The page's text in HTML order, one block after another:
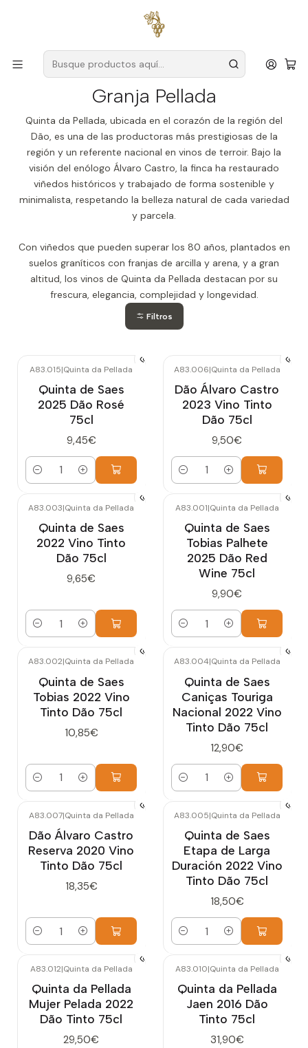
para pedidos superiores a
Productores Dar Granja Pellada
Granja Pellada
Quinta da Pellada, ubicada en el corazón de la región del
Dão, es una de las productoras más prestigiosas de la
región y un referente nacional en vinos de terroir. Bajo la
visión del enólogo Álvaro Castro, la finca ha restaurado
viñedos históricos y trabajado de forma sostenible y
minimalista, respetando la belleza natural de cada variedad
y parcela.
Con viñedos que pueden superar los 80 años, plantados en
suelos graníticos con franjas de arcilla y arena, y a gran
altitud, los vinos de Quinta da Pellada destacan por su
frescura, elegancia, complejidad y longevidad.
Filtros
A83.015|Quinta da Pellada
Quinta de Saes
2025 Dão Rosé
75cl
9,45€
Cantidad
A83.006|Quinta da Pellada
Dão Álvaro Castro
2023 Vino Tinto
Dão 75cl
9,50€
Cantidad
A83.003|Quinta da Pellada
Quinta de Saes
2022 Vino Tinto
Dão 75cl
9,65€
Cantidad
A83.001|Quinta da Pellada
Quinta de Saes
Tobias Palhete
2025 Dão Red
Wine 75cl
9,90€
Cantidad
A83.002|Quinta da Pellada
Quinta de Saes
Tobias 2022 Vino
Tinto Dão 75cl
10,85€
Cantidad
A83.004|Quinta da Pellada
Quinta de Saes
Caniças Touriga
Nacional 2022 Vino
Tinto Dão 75cl
12,90€
Cantidad
A83.007|Quinta da Pellada
Dão Álvaro Castro
Reserva 2020 Vino
Tinto Dão 75cl
18,35€
Cantidad
A83.005|Quinta da Pellada
Quinta de Saes
Etapa de Larga
Duración 2022 Vino
Tinto Dão 75cl
18,50€
Cantidad
A83.012|Quinta da Pellada
Quinta da Pellada
Mujer Pelada 2022
Dão Tinto 75cl
29,50€
A83.010|Quinta da Pellada
Quinta da Pellada
Jaen 2016 Dão
Tinto 75cl
31,90€